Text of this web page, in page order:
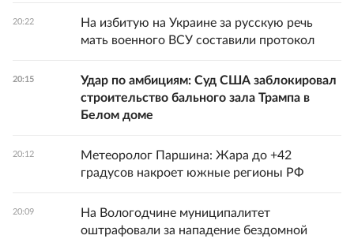
20:22
На избитую на Украине за русскую речь
мать военного ВСУ составили протокол
20:15
Удар по амбициям: Суд США заблокировал
строительство бального зала Трампа в
Белом доме
20:12
Метеоролог Паршина: Жара до +42
градусов накроет южные регионы РФ
20:09
На Вологодчине муниципалитет
оштрафовали за нападение бездомной